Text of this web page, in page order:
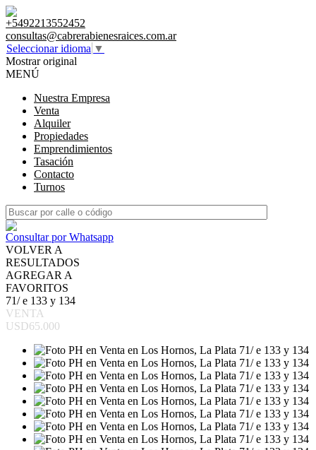
+5492213552452
consultas@cabrerabienesraices.com.ar
Seleccionar idioma ▼
Mostrar original
MENÚ
Nuestra Empresa
Venta
Alquiler
Propiedades
Emprendimientos
Tasación
Contacto
Turnos
Consultar por Whatsapp
VOLVER A
RESULTADOS
AGREGAR A
FAVORITOS
71/ e 133 y 134
VENTA
USD65.000